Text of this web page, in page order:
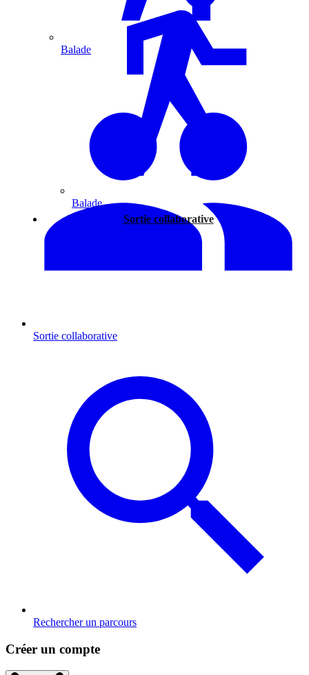
Balade
Sortie collaborative
Balade
Sortie collaborative
Rechercher un parcours
Créer un compte